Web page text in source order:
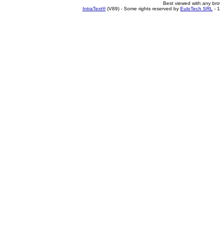
Best viewed with any
IntraText®(V89) - Some rights reserved by EuloTech SRL -